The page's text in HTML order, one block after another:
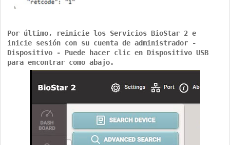
Por último, reinicie los Servicios BioStar 2 e
inicie sesión con su cuenta de administrador -
Dispositivo - Puede hacer clic en Dispositivo USB
para encontrar como abajo.